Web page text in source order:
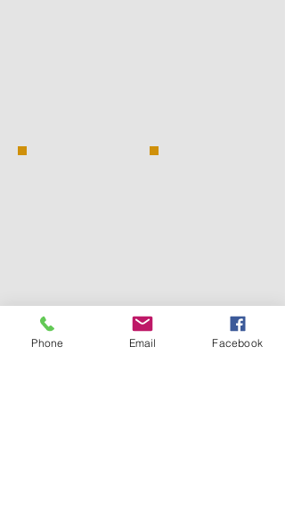
Phone Email Facebook